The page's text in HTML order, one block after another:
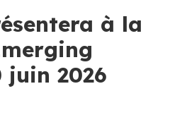
à la
juin 2026